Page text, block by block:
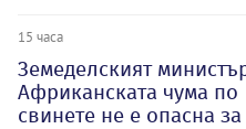
15 часа
Земеделският
Африканската чума по
свинете не е опасна за